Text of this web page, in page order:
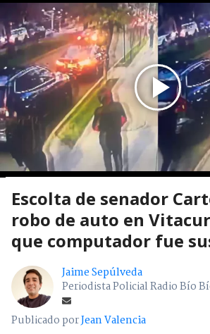
Escolta de senador
robo de auto en
que computador fue
Jaime Sepúlveda
Periodista Policial Radio Bío
Publicado porJean Valencia